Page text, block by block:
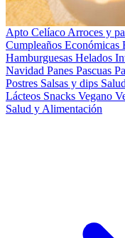
Apto Celíaco Arroces y
Cumpleaños Económicas
Hamburguesas Helados
Navidad Panes Pascuas
Postres Salsas y dips
Lácteos Snacks Vegano
Salud y Alimentación